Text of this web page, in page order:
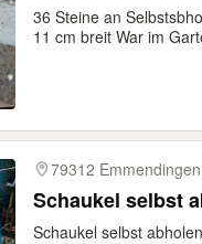
36 Steine an
11 cm breit War im
79312 Emmendingen
Schaukel
Schaukel selbst abholen